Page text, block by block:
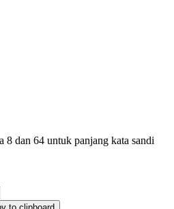
8 dan 64 untuk panjang kata sandi